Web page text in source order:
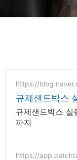
https://
규제샌드박스
규제샌드박스 실
까지
https://